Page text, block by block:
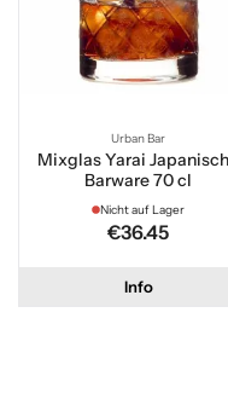
Urban Bar
Mixglas Yarai
Barware 70 cl
Nicht auf Lager
€36.45
Info